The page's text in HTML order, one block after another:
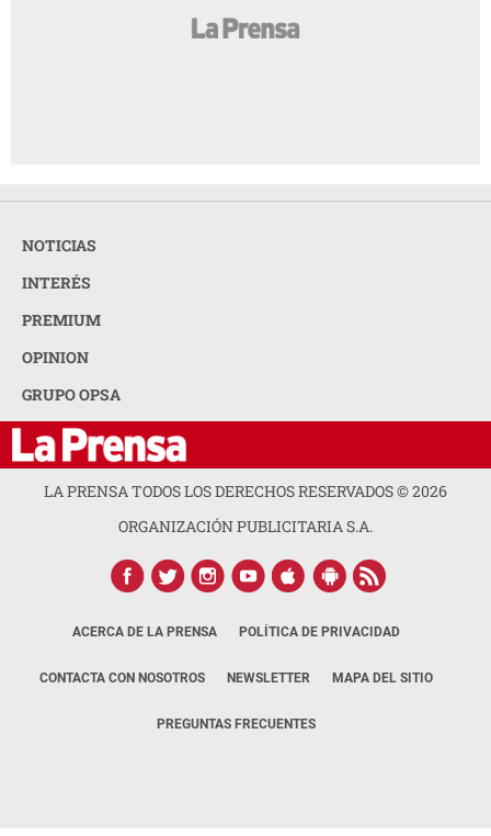
NOTICIAS
INTERÉS
PREMIUM
OPINION
GRUPO OPSA
LA PRENSA TODOS LOS DERECHOS RESERVADOS ©2026
ORGANIZACIÓN PUBLICITARIA S.A.
ACERCA DE LA PRENSA POLÍTICA DE PRIVACIDAD
CONTACTA CON NOSOTROS NEWSLETTER MAPA DEL SITIO
PREGUNTAS FRECUENTES